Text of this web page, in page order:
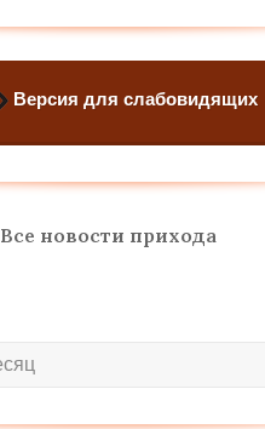
Версия для слабовидящих
Все новости прихода